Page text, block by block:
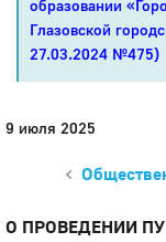
образовании
Глазовской
27.03.2024 №475)
9 июля 2025
О ПРОВЕДЕНИИ